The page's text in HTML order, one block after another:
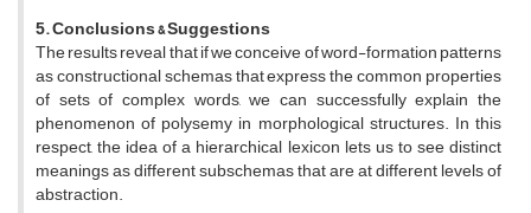
5. Conclusions & Suggestions
The results reveal that if we conceive of word-formation patterns
as constructional schemas that express the common properties
of sets of complex words, we can successfully explain the
phenomenon of polysemy in morphological structures. In this
respect, the idea of a hierarchical lexicon lets us to see distinct
meanings as different subschemas that are at different levels of
abstraction.